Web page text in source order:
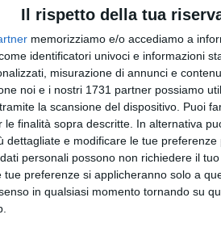
Il rispetto della tua
memorizziamo e/o accediamo a
identificatori univoci e informazioni
misurazione di annunci e
noi e i nostri 1731 partner possiamo
la scansione del dispositivo. Puoi
le finalità sopra descritte. In alternativa
dettagliate e modificare le tue
personali possono non richiedere il
tue preferenze si applicheranno solo a
in qualsiasi momento tornando su